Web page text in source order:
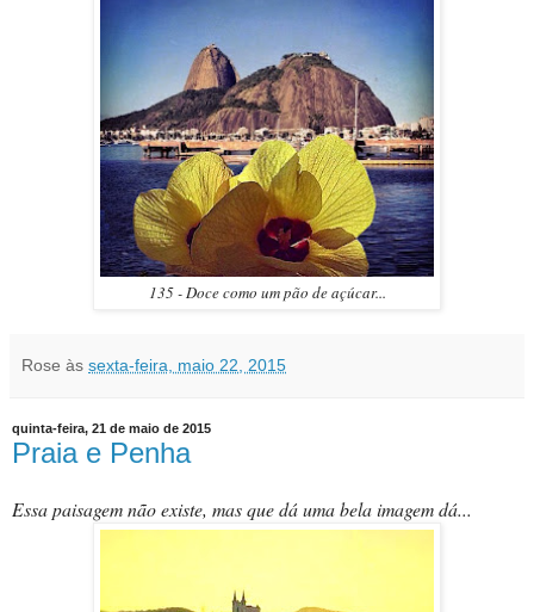
135 - Doce como um pão de açúcar...
Rose às sexta-feira, maio 22, 2015
quinta-feira, 21 de maio de 2015
Praia e Penha
Essa paisagem não existe, mas que dá uma bela imagem dá...